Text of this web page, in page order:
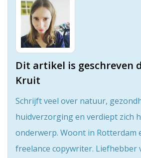
Dit artikel is geschreven
Kruit
Schrijft veel over natuur,
huidverzorging en verdiept zich
onderwerp. Woont in Rotterdam
freelance copywriter. Liefhebber